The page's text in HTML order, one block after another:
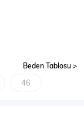
Beden Tablosu
46